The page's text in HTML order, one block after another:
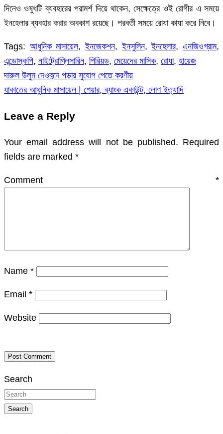
দিনেও ওষুধটি ব্যবহারের পরামর্শ দিয়ে থাকেন, সেক্ষেত্রে ওই রোগীর এ সময়ে
ইনহেলার ব্যবহার করার অবকাশ রয়েছে। পরবর্তী সময়ে রোযা কাযা করে নিবে।
Tags: আধুনিক মাসায়েল,ইনজেকশন,ইনসুলিন,ইনহেলার,এনজিওগ্রাম,
এন্ডোস্কপি, নাইট্রোগ্লিসারিন, পিরিয়ড, মেয়েদের মাসিক, রোযা, হায়েজ
Post
navigation
দারুল উলুম দেওবন্দে পড়ার সুযোগ পেতে করণীয়
যাকাতের আধুনিক মাসায়েল | শেয়ার, ব্যাংক একাউন্ট, লোণ ইত্যাদি
Leave a Reply
Your email address will not be published. Required
fields are marked *
Comment *
Name *
Email *
Website
Search
Search